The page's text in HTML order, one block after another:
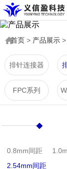
首页 > 产品展示
排针连接器
FPC系列
0.8mm间距
2.54mm间距